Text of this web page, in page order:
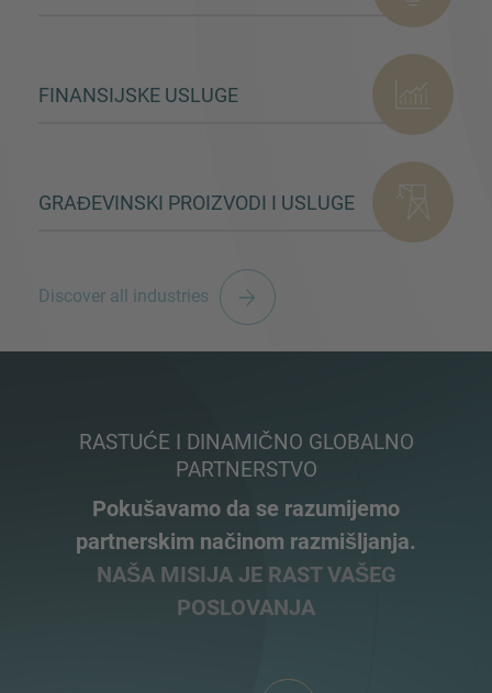
FINANSIJSKE USLUGE
GRAĐEVINSKI PROIZVODI I USLUGE
Discover all industries
RASTUĆE I DINAMIČNO GLOBALNO
PARTNERSTVO
Pokušavamo da se razumijemo
partnerskim načinom razmišljanja.
NAŠA MISIJA JE RAST VAŠEG
POSLOVANJA